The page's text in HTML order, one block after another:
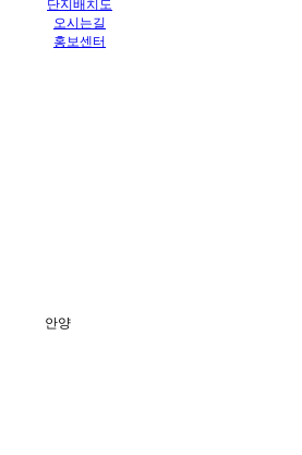
단지배치도
오시는길
홍보센터
안양